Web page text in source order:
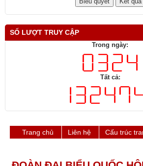
SỐ LƯỢT TRUY CẬP
Trong ngày:
Tất cả:
Trang chủ Liên hệ Cấu trúc